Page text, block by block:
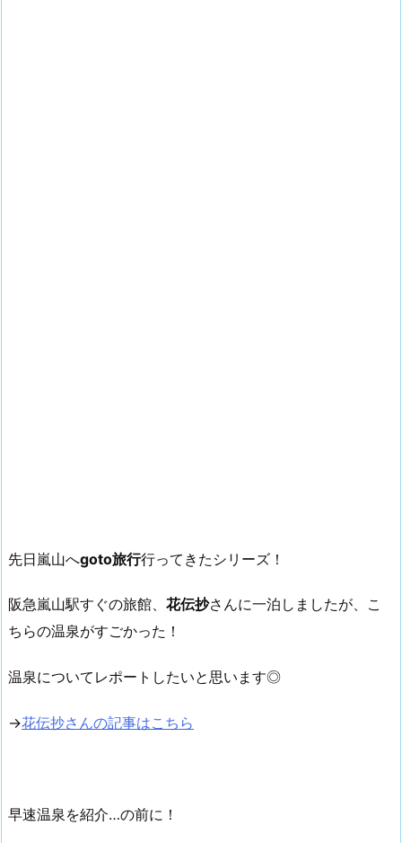
先日嵐山へgoto旅行行ってきたシリーズ！
阪急嵐山駅すぐの旅館、 花伝抄さんに一泊しましたが、こ
ちらの温泉がすごかった！
温泉についてレポートしたいと思います◎
→花伝抄さんの記事はこちら
早速温泉を紹介…の前に！